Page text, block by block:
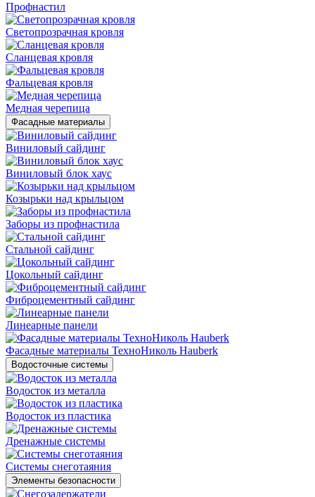
Профнастил
Светопрозрачная кровля
Сланцевая кровля
Фальцевая кровля
Медная черепица
Фасадные материалы
Виниловый сайдинг
Виниловый блок хаус
Козырьки над крыльцом
Заборы из профнастила
Стальной сайдинг
Цокольный сайдинг
Фиброцементный сайдинг
Линеарные панели
Фасадные материалы ТехноНиколь Hauberk
Водосточные системы
Водосток из металла
Водосток из пластика
Дренажные системы
Системы снеготаяния
Элементы безопасности